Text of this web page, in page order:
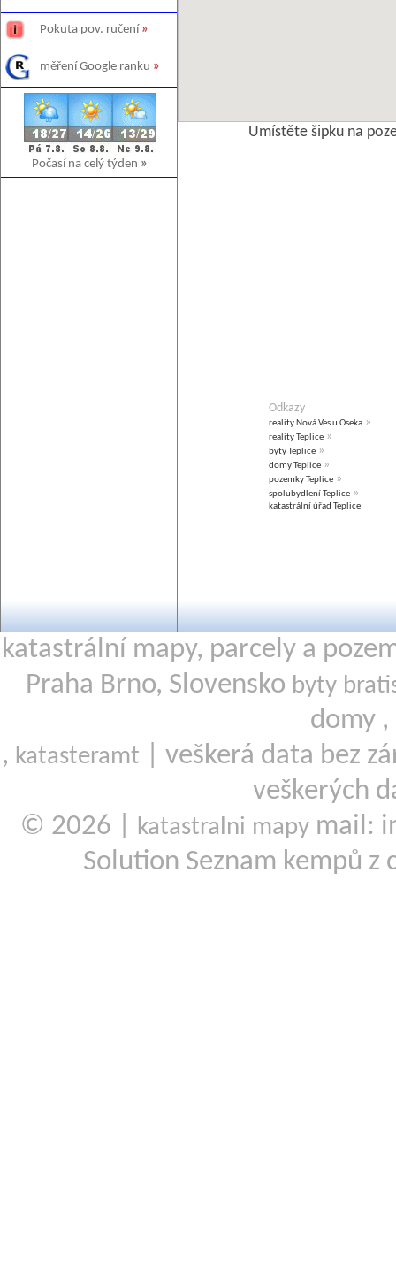
Pokuta pov. ručení »
měření Google ranku »
Počasí na celý týden »
Umístěte šipku na
Odkazy
reality Nová Ves u Oseka »
reality Teplice »
byty Teplice »
domy Teplice »
pozemky Teplice »
spolubydlení Teplice »
katastrální úřad Teplice
katastrální mapy, parcely a
Praha Brno, Slovensko byty
domy ,
, katasteramt
| veškerá data bez
veškerých
© 2026 |
katastralni mapy mail:
Solution Seznam kempů z